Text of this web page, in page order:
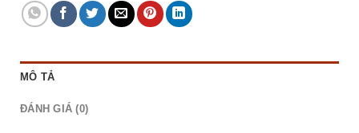
MÔ TẢ
ĐÁNH GIÁ (0)